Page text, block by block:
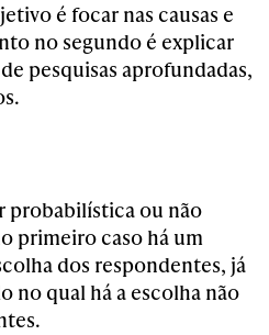
é focar nas causas e
no segundo é explicar
pesquisas aprofundadas,
probabilística ou não
primeiro caso há um
dos respondentes, já
no qual há a escolha não